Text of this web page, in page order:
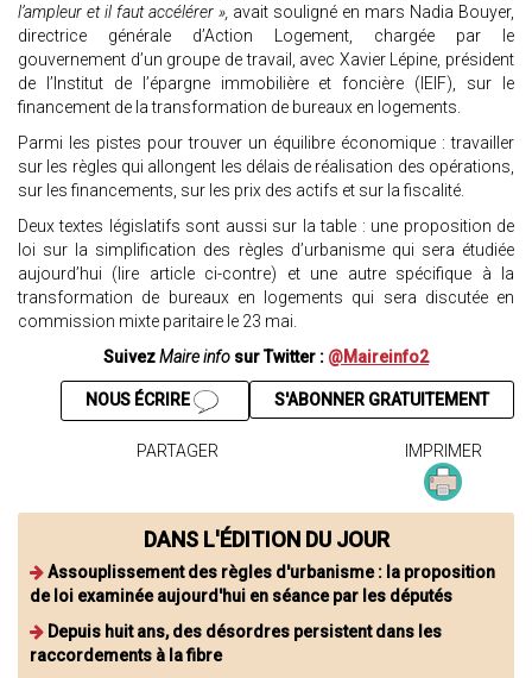
l’ampleur et il faut accélérer », avait souligné en mars Nadia Bouyer,
directrice générale d’Action Logement, chargée par le
gouvernement d’un groupe de travail, avec Xavier Lépine, président
de l’Institut de l’épargne immobilière et foncière (IEIF), sur le
financement de la transformation de bureaux en logements.
Parmi les pistes pour trouver un équilibre économique : travailler
sur les règles qui allongent les délais de réalisation des opérations,
sur les financements, sur les prix des actifs et sur la fiscalité.
Deux textes législatifs sont aussi sur la table : une proposition de
loi sur la simplification des règles d’urbanisme qui sera étudiée
aujourd’hui (lire article ci-contre) et une autre spécifique à la
transformation de bureaux en logements qui sera discutée en
commission mixte paritaire le 23 mai.
SuivezMaire info sur Twitter : @Maireinfo2
S'ABONNER GRATUITEMENT
NOUS ÉCRIRE
PARTAGER IMPRIMER
DANS L'ÉDITION DU JOUR
Assouplissement des règles d'urbanisme : la proposition
de loi examinée aujourd'hui en séance par les députés
Depuis huit ans, des désordres persistent dans les
raccordements à la fibre